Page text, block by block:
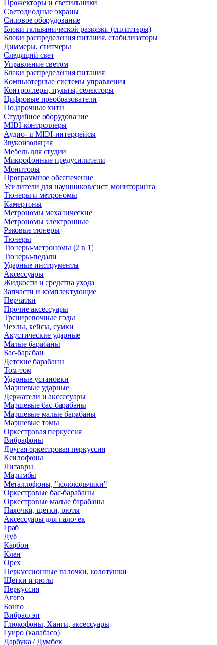
Прожекторы и светильники
Светодиодные экраны
Силовое оборудование
Блоки гальванической развязки (сплиттеры)
Блоки распределения питания, стабилизаторы
Диммеры, свитчеры
Следящий свет
Управление светом
Блоки распределения питания
Компьютерные системы управления
Контроллеры, пульты, селекторы
Цифровые преобразователи
Подарочные хиты
Студийное оборудование
MIDI-контроллеры
Аудио- и MIDI-интерфейсы
Звукоизоляция
Мебель для студии
Микрофонные предусилители
Мониторы
Программное обеспечение
Усилители для наушников/сист. мониторинга
Тюнеры и метрономы
Камертоны
Метрономы механические
Метрономы электронные
Рэковые тюнеры
Тюнеры
Тюнеры-метрономы (2 в 1)
Тюнеры-педали
Ударные инструменты
Аксессуары
Жидкости и средства ухода
Запчасти и комплектующие
Перчатки
Прочие аксессуары
Тренировочные пэды
Чехлы, кейсы, сумки
Акустические ударные
Mалые барабаны
Бас-барабан
Детские барабаны
Том-том
Ударные установки
Маршевые ударные
Держатели и аксессуары
Маршевые бас-барабаны
Маршевые малые барабаны
Маршевые томы
Оркестровая перкуссия
Вибрафоны
Другая оркестровая перкуссия
Ксилофоны
Литавры
Маримбы
Металлофоны, "колокольчики"
Оркестровые бас-барабаны
Оркестровые малые барабаны
Палочки, щетки, рюты
Аксессуары для палочек
Граб
Дуб
Карбон
Клен
Орех
Перкуссионные палочки, колотушки
Щетки и рюты
Перкуссия
Агого
Бонго
Вибраслэп
Глюкофоны, Ханги, аксессуары
Гуиро (калабасо)
Дарбука / Думбек